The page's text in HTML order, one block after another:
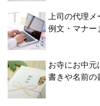
上司の代理
例文・マナー
お寺にお中元
書きや名前の